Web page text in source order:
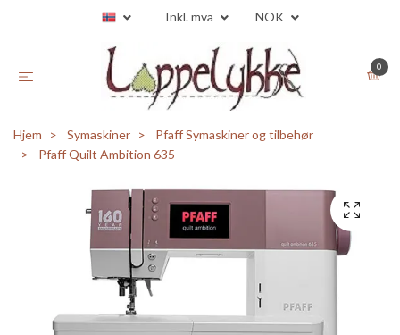
Inkl. mva NOK
0
Hjem Symaskiner
Pfaff Symaskiner og tilbehør
Pfaff Quilt Ambition 635